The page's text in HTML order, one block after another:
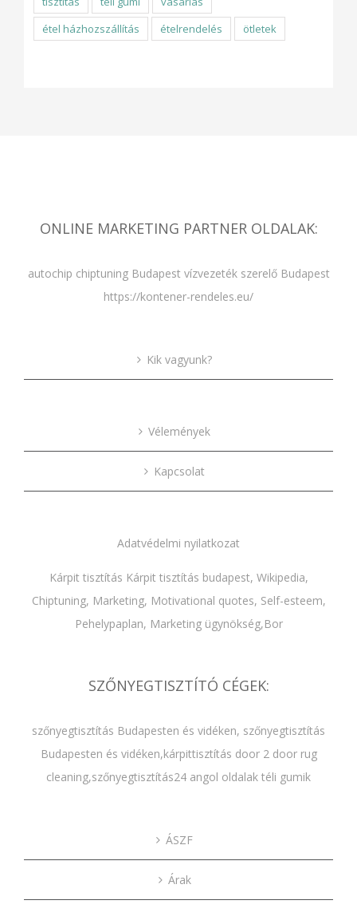
étel házhozszállítás
ételrendelés ötletek
ONLINE MARKETING PARTNER OLDALAK:
autochip chiptuning Budapest vízvezeték szerelő Budapest
https://kontener-rendeles.eu/
Kik vagyunk?
Vélemények
Kapcsolat
Adatvédelmi nyilatkozat
Kárpit tisztítás Kárpit tisztítás budapest, Wikipedia,
Chiptuning, Marketing, Motivational quotes, Self-esteem,
Pehelypaplan, Marketing ügynökség,Bor
SZŐNYEGTISZTÍTÓ CÉGEK:
szőnyegtisztítás Budapesten és vidéken, szőnyegtisztítás
Budapesten és vidéken,kárpittisztítás door 2 door rug
cleaning,szőnyegtisztítás24 angol oldalak téli gumik
ÁSZF
Árak